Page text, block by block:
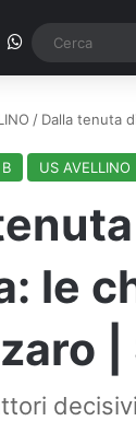
WhatsApp
/ Dalla tenuta
US AVELLINO
le
|